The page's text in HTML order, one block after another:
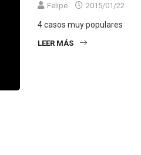
Felipe 2015/01/22
4 casos muy populares
LEER MÁS